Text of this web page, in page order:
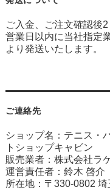
ご入金、ご注文確認後
営業日以内に当社指定
より発送いたします。
ご連絡先
ショップ名：テニス・
トショップキャビン
販売業者：株式会社ラ
運営責任者：鈴木 啓介
所在地：〒330-0802